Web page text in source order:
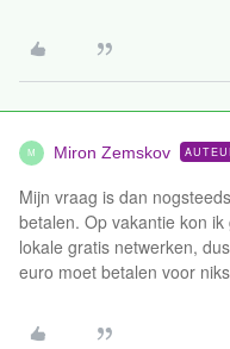
M Miron Zemskov
Mijn vraag is dan
betalen. Op vakantie kon
lokale gratis netwerken,
euro moet betalen voor